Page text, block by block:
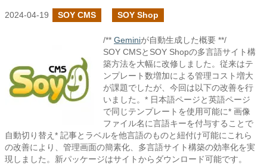
2024-04-19 SOY CMS SOY Shop
/** Geminiが自動生成した概要 **/
SOY CMSとSOY Shopの多言語サイト構
築方法を大幅に改修しました。従来はテ
ンプレート数増加による管理コスト増大
が課題でしたが、今回は以下の改善を行
いました。* 日本語ページと英語ページ
で同じテンプレートを使用可能に* 画像
ファイル名に言語キーを付与することで
自動切り替え* 記事とラベルを他言語のものと紐付け可能にこれら
の改善により、管理画面の簡素化、多言語サイト構築の効率化を実
現しました。新パッケージはサイトからダウンロード可能です。